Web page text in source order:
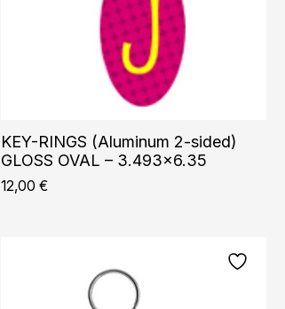
KEY-RINGS (Aluminum 2-sided)
GLOSS OVAL – 3.493×6.35
12,00 €